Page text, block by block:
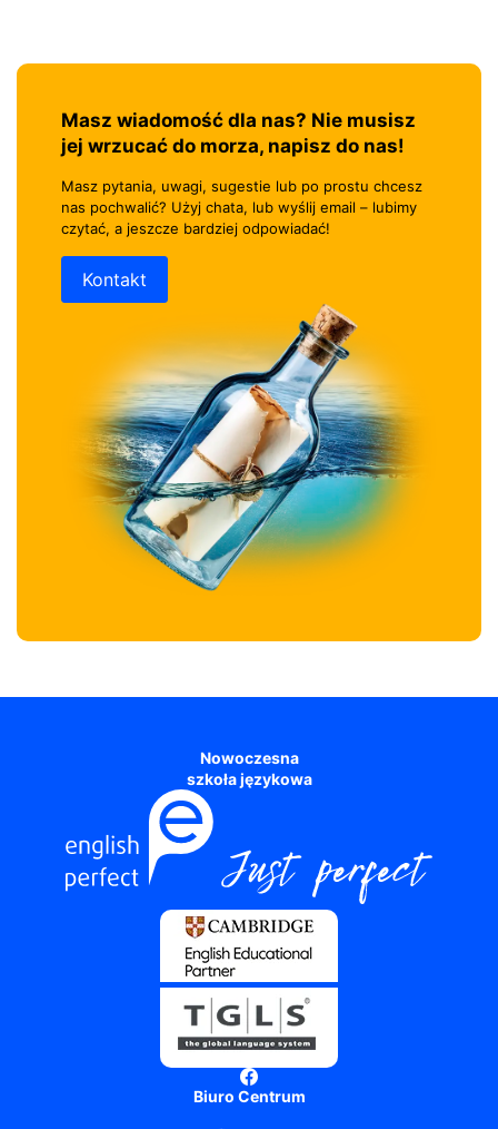
Masz wiadomość dla nas? Nie musisz
jej wrzucać do morza, napisz do nas!
Masz pytania, uwagi, sugestie lub po prostu chcesz
nas pochwalić? Użyj chata, lub wyślij email – lubimy
czytać, a jeszcze bardziej odpowiadać!
Kontakt
Nowoczesna
szkoła językowa
Biuro Centrum